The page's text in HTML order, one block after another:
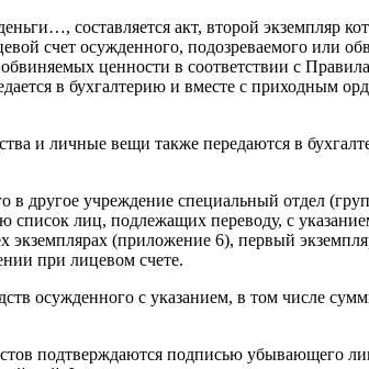
составляется акт, второй экземпляр
счет осужденного, подозреваемого или
ценности в соответствии с
в бухгалтерию и вместе с приходным
и личные вещи также передаются в
другое учреждение специальный отдел
список лиц, подлежащих переводу, с
экземплярах (приложение 6), первый
при лицевом счете.
осужденного с указанием, в том числе
подтверждаются подписью убывающего